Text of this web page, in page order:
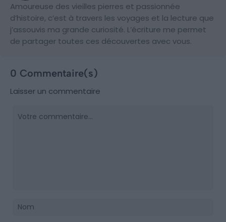
Amoureuse des vieilles pierres et passionnée
d’histoire, c’est à travers les voyages et la lecture que
j’assouvis ma grande curiosité. L’écriture me permet
de partager toutes ces découvertes avec vous.
0 Commentaire(s)
Laisser un commentaire